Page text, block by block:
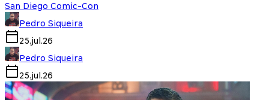
San Diego Comic-Con
Pedro Siqueira
25.jul.26
Pedro Siqueira
25.jul.26